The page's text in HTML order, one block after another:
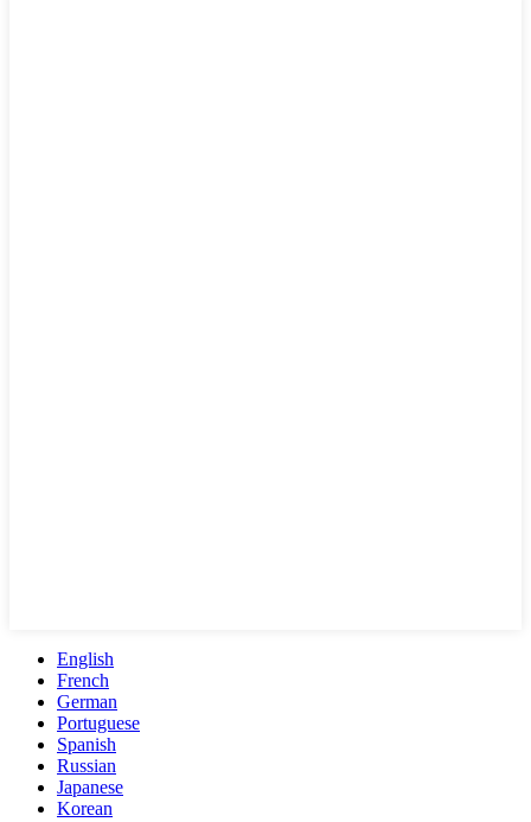
English
French
German
Portuguese
Spanish
Russian
Japanese
Korean